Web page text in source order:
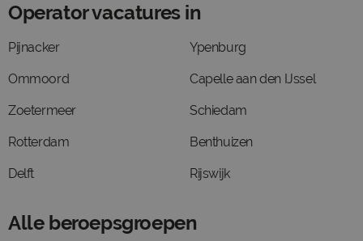
Operator vacatures in
Pijnacker
Ommoord
Zoetermeer
Rotterdam
Delft
Ypenburg
Capelle aan den IJssel
Schiedam
Benthuizen
Rijswijk
Alle beroepsgroepen